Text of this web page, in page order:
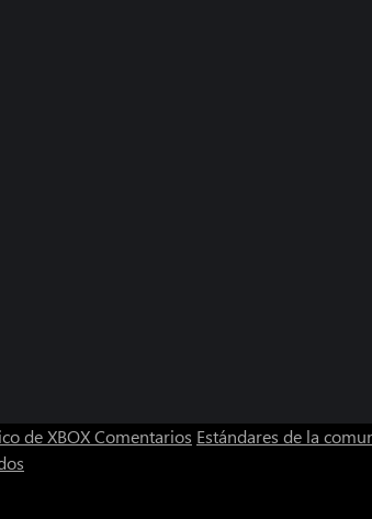
de XBOXComentarios Estándares de la